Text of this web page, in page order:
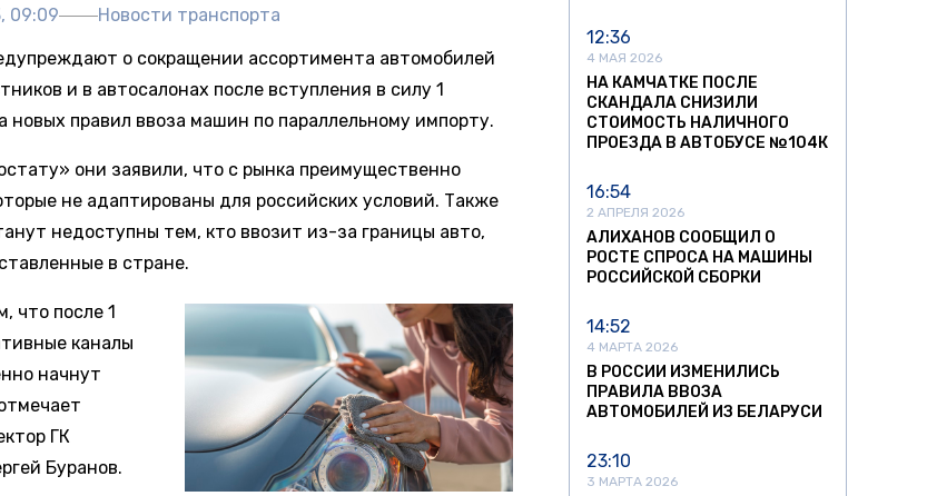
09:09 Новости транспорта
о сокращении ассортимента автомобилей
и в автосалонах после вступления в силу 1
новых правил ввоза машин по параллельному импорту.
они заявили, что с рынка преимущественно
не адаптированы для российских условий. Также
недоступны тем, кто ввозит из-за границы авто,
в стране.
что после 1
каналы
начнут
ГК
Буранов.
12:36
4 МАЯ 2026
НА КАМЧАТКЕ ПОСЛЕ
СКАНДАЛА СНИЗИЛИ
СТОИМОСТЬ НАЛИЧНОГО
ПРОЕЗДА В АВТОБУСЕ №104К
16:54
2 АПРЕЛЯ 2026
АЛИХАНОВ СООБЩИЛ О
РОСТЕ СПРОСА НА МАШИНЫ
РОССИЙСКОЙ СБОРКИ
14:52
4 МАРТА 2026
В РОССИИ ИЗМЕНИЛИСЬ
ПРАВИЛА ВВОЗА
АВТОМОБИЛЕЙ ИЗ БЕЛАРУСИ
23:10
3 МАРТА 2026